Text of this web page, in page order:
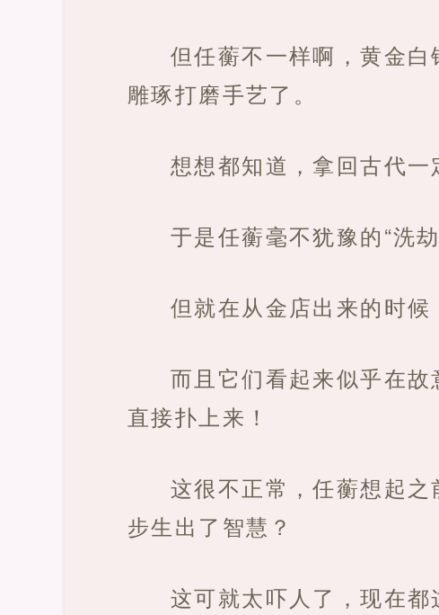
但任蘅不一样啊，黄金
雕琢打磨手艺了。
想想都知道，拿回古代一
于是任蘅毫不犹豫的“洗
但就在从金店出来的时
而且它们看起来似乎在
直接扑上来！
这很不正常，任蘅想起
步生出了智慧？
这可就太吓人了，现在